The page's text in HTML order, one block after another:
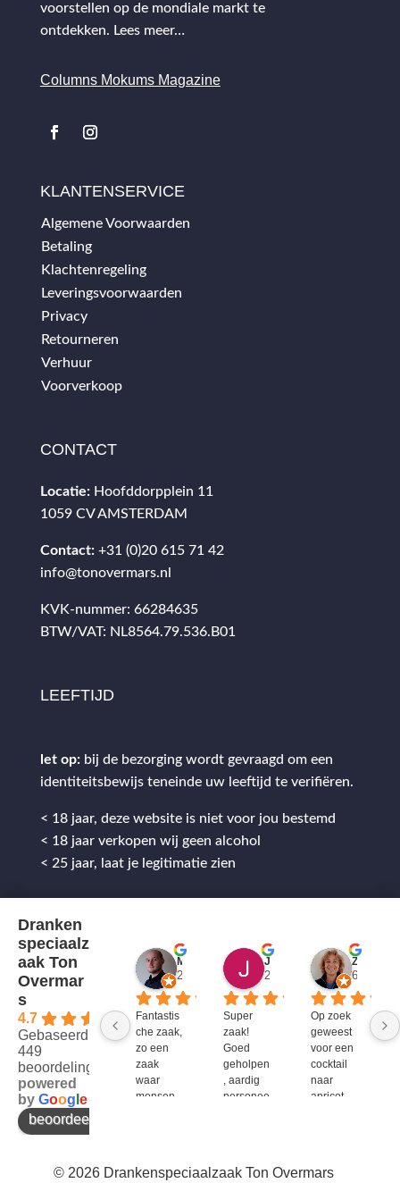
voorstellen op de mondiale markt te
ontdekken. Lees meer…
Columns Mokums Magazine
KLANTENSERVICE
Algemene Voorwaarden
Betaling
Klachtenregeling
Leveringsvoorwaarden
Privacy
Retourneren
Verhuur
Voorverkoop
CONTACT
Locatie: Hoofddorpplein 11
1059 CV AMSTERDAM
Contact: +31 (0)20 615 71 42
info@tonovermars.nl
KVK-nummer: 66284635
BTW/VAT: NL8564.79.536.B01
LEEFTIJD
let op: bij de bezorging wordt gevraagd om een
identiteitsbewijs teneinde uw leeftijd te verifiëren.
< 18 jaar, deze website is niet voor jou bestemd
< 18 jaar verkopen wij geen alcohol
< 25 jaar, laat je legitimatie zien
Dranken
speciaalz
aak Ton
Overmar
s
4.7
Gebaseerd op
449
beoordelingen
powered
by Goog e
beoordeel ons op
2 jaar geleden
Fantastis
che zaak,
zo een
zaak
waar
mensen
enthousi
2 jaar geleden
Super
zaak!
Goed
geholpen
, aardig
personee
6 jaar
Op zoek
geweest
voor een
cocktail
naar
apricot
niet te
© 2026 Drankenspeciaalzaak Ton Overmars